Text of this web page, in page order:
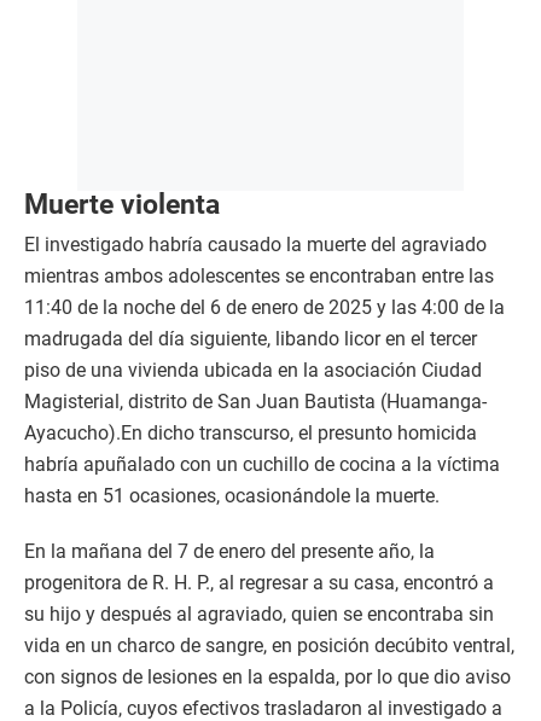
Muerte violenta
El investigado habría causado la muerte del agraviado
mientras ambos adolescentes se encontraban entre las
11:40 de la noche del 6 de enero de 2025 y las 4:00 de la
madrugada del día siguiente, libando licor en el tercer
piso de una vivienda ubicada en la asociación Ciudad
Magisterial, distrito de San Juan Bautista (Huamanga-
Ayacucho).En dicho transcurso, el presunto homicida
habría apuñalado con un cuchillo de cocina a la víctima
hasta en 51 ocasiones, ocasionándole la muerte.
En la mañana del 7 de enero del presente año, la
progenitora de R. H. P., al regresar a su casa, encontró a
su hijo y después al agraviado, quien se encontraba sin
vida en un charco de sangre, en posición decúbito ventral,
con signos de lesiones en la espalda, por lo que dio aviso
a la Policía, cuyos efectivos trasladaron al investigado a